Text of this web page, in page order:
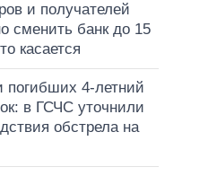
и получателей
сменить банк до 15
касается
погибших 4-летний
в ГСЧС уточнили
обстрела на